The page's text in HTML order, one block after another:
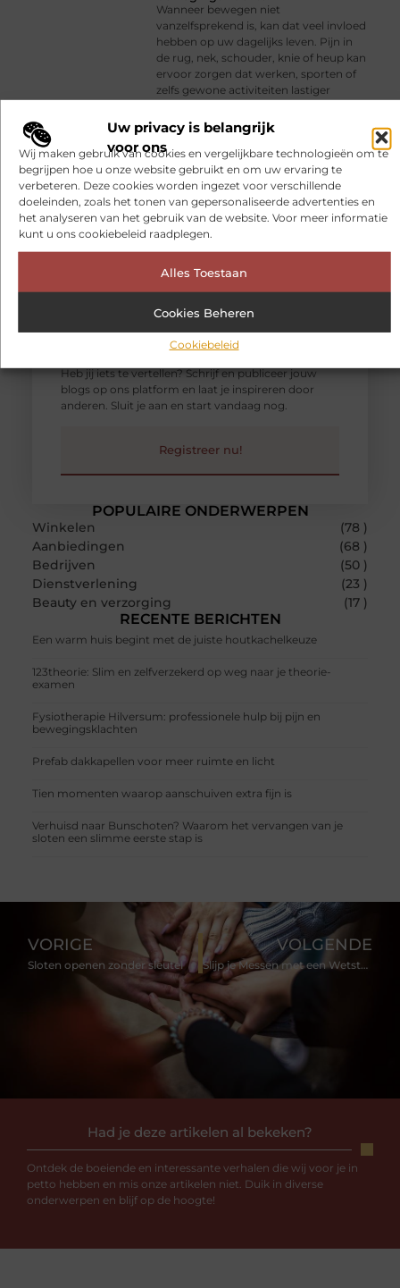
Uw privacy is belangrijk
voor ons
Wij maken gebruik van cookies en vergelijkbare technologieën om te
begrijpen hoe u onze website gebruikt en om uw ervaring te
verbeteren. Deze cookies worden ingezet voor verschillende
doeleinden, zoals het tonen van gepersonaliseerde advertenties en
het analyseren van het gebruik van de website. Voor meer informatie
kunt u ons cookiebeleid raadplegen.
Alles Toestaan
Cookies Beheren
Cookiebeleid
Wanneer bewegen niet
vanzelfsprekend is, kan dat veel invloed
hebben op uw dagelijks leven. Pijn in
de rug, nek, schouder, knie of heup kan
ervoor zorgen dat werken, sporten of
zelfs gewone activiteiten lastiger
POPULAIRE ONDERWERPEN
Winkelen
(78 )
Aanbiedingen
(68 )
Bedrijven
(50 )
Dienstverlening
(23 )
Beauty en verzorging
(17 )
RECENTE BERICHTEN
Een warm huis begint met de juiste houtkachelkeuze
123theorie: Slim en zelfverzekerd op weg naar je theorie-
examen
Fysiotherapie Hilversum: professionele hulp bij pijn en
bewegingsklachten
Prefab dakkapellen voor meer ruimte en licht
Tien momenten waarop aanschuiven extra fijn is
Verhuisd naar Bunschoten? Waarom het vervangen van je
sloten een slimme eerste stap is
Heb jij iets te vertellen? Schrijf en publiceer jouw
blogs op ons platform en laat je inspireren door
anderen. Sluit je aan en start vandaag nog.
Registreer nu!
Had je deze artikelen al bekeken?
Ontdek de boeiende en interessante verhalen die wij voor je in
petto hebben en mis onze artikelen niet. Duik in diverse
onderwerpen en blijf op de hoogte!
VORIGE
Sloten openen zonder sleutel
VOLGENDE
Slijp je Messen met een Wetsteen om ze in een Top Staat te brengen